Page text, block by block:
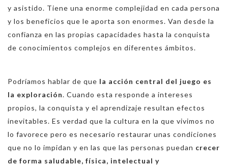
y asistido. Tiene una enorme complejidad en cada persona
y los beneficios que le aporta son enormes. Van desde la
confianza en las propias capacidades hasta la conquista
de conocimientos complejos en diferentes ámbitos.
Podríamos hablar de que la acción central del juego es
la exploración. Cuando esta responde a intereses
propios, la conquista y el aprendizaje resultan efectos
inevitables. Es verdad que la cultura en la que vivimos no
lo favorece pero es necesario restaurar unas condiciones
que no lo impidan y en las que las personas puedan crecer
de forma saludable, física, intelectual y